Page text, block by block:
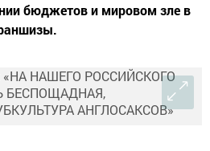
бюджетов и мировом зле в